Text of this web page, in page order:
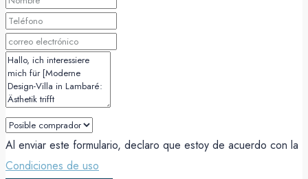
Al enviar este formulario, declaro que estoy de acuerdo con la
Condiciones de uso